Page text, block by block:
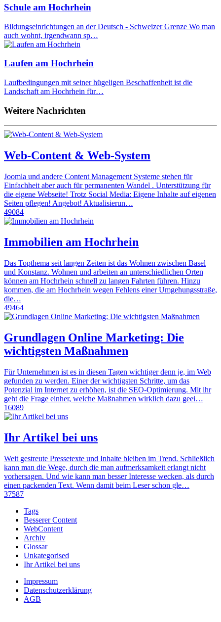
Schule am Hochrhein
Bildungseinrichtungen an der Deutsch - Schweizer Grenze Wo man
auch wohnt, irgendwann sp…
Laufen am Hochrhein
Laufbedingungen mit seiner hügeligen Beschaffenheit ist die
Landschaft am Hochrhein für…
Weitere Nachrichten
Web-Content & Web-System
Joomla und andere Content Management Systeme stehen für
Einfachheit aber auch für permanenten Wandel . Unterstützung für
die eigene Webseite! Trotz Social Media: Eigene Inhalte auf eigenen
Seiten pflegen! Angebot! Aktualisierun…
49084
Immobilien am Hochrhein
Das Topthema seit langen Zeiten ist das Wohnen zwischen Basel
und Konstanz. Wohnen und arbeiten an unterschiedlichen Orten
können am Hochrhein schnell zu langen Fahrten führen. Hinzu
kommen, die am Hochrhein wegen Fehlens einer Umgehungsstraße,
die…
49464
Grundlagen Online Marketing: Die
wichtigsten Maßnahmen
Für Unternehmen ist es in diesen Tagen wichtiger denn je, im Web
gefunden zu werden. Einer der wichtigsten Schritte, um das
Potenzial im Internet zu erhöhen, ist die SEO-Optimierung. Mit ihr
geht die Frage einher, welche Maßnahmen wirklich dazu geei…
16089
Ihr Artikel bei uns
Weit gestreute Pressetexte und Inhalte bleiben im Trend. Schließlich
kann man die Wege, durch die man aufmerksamkeit erlangt nicht
vorhersagen. Und wie kann man besser Interesse wecken, als durch
einen packenden Text. Wenn damit beim Leser schon gle…
37587
Tags
Besserer Content
WebContent
Archiv
Glossar
Unkategorised
Ihr Artikel bei uns
Impressum
Datenschutzerklärung
AGB